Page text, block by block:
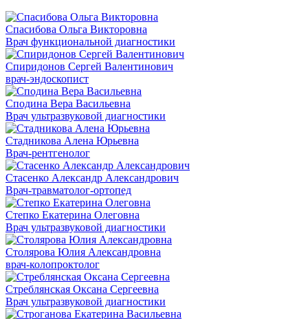
Спасибова Ольга Викторовна
Врач функциональной диагностики
Спиридонов Сергей Валентинович
врач-эндоскопист
Сподина Вера Васильевна
Врач ультразвуковой диагностики
Стадникова Алена Юрьевна
Врач-рентгенолог
Стасенко Александр Александрович
Врач-травматолог-ортопед
Степко Екатерина Олеговна
Врач ультразвуковой диагностики
Столярова Юлия Александровна
врач-колопроктолог
Стреблянская Оксана Сергеевна
Врач ультразвуковой диагностики